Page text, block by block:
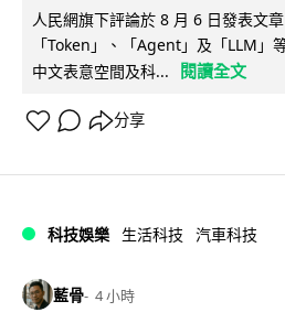
人民網旗下評論於 8 月 6 日發表文
「Token」、「Agent」及「LLM」
中文表意空間及科...
閱讀全文
分享
科技娛樂 生活科技 汽車科技
藍骨 4 小時